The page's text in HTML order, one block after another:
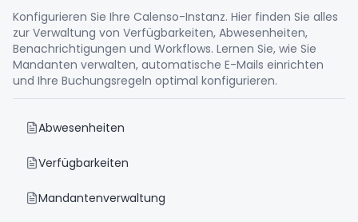
Konfigurieren Sie Ihre Calenso-Instanz. Hier finden Sie alles
zur Verwaltung von Verfügbarkeiten, Abwesenheiten,
Benachrichtigungen und Workflows. Lernen Sie, wie Sie
Mandanten verwalten, automatische E-Mails einrichten
und Ihre Buchungsregeln optimal konfigurieren.
Abwesenheiten
Verfügbarkeiten
Mandantenverwaltung